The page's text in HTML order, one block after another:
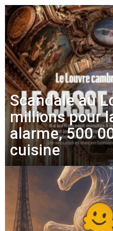
Scandale au
millions pour
alarme, 500
cuisine